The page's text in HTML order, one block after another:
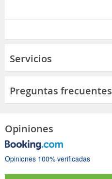
Servicios
Preguntas frecuentes
Opiniones
Opiniones 100% verificadas